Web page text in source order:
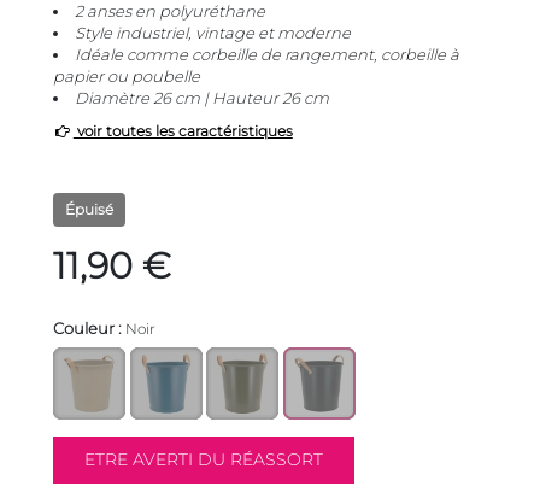
2 anses en polyuréthane
Style industriel, vintage et moderne
Idéale comme corbeille de rangement, corbeille à
papier ou poubelle
Diamètre 26 cm | Hauteur 26 cm
voir toutes les caractéristiques
Épuisé
11,90 €
Couleur : Noir